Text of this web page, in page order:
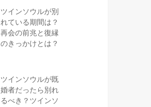
ツインソウルが別
れている期間は？
再会の前兆と復縁
のきっかけとは？
ツインソウルが既
婚者だったら別れ
るべき？ツインソ